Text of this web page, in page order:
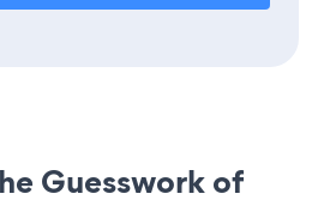
Guesswork of